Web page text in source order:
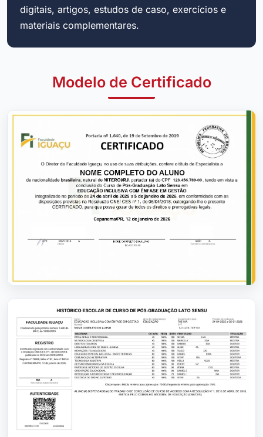
digitais, artigos, estudos de caso, exercícios e
materiais complementares.
Modelo de Certificado